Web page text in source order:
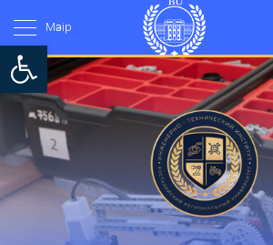
Open toolbar
Мәзір